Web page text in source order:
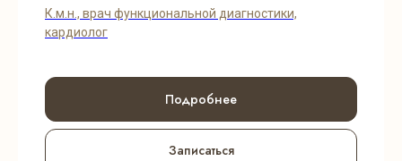
К.м.н., врач функциональной диагностики,
кардиолог
Подробнее
Записаться